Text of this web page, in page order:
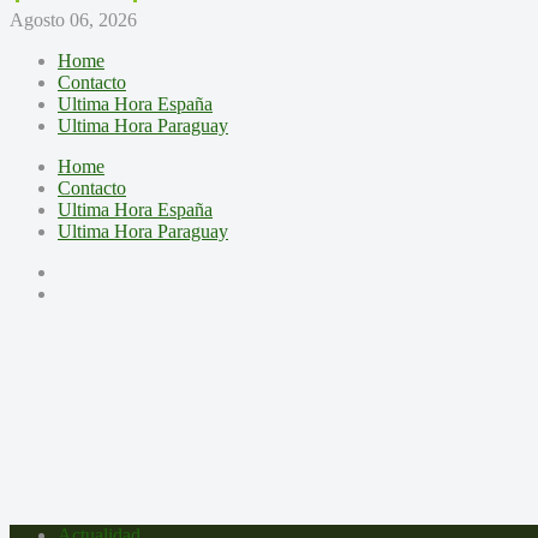
Agosto 06, 2026
Home
Contacto
Ultima Hora España
Ultima Hora Paraguay
Home
Contacto
Ultima Hora España
Ultima Hora Paraguay